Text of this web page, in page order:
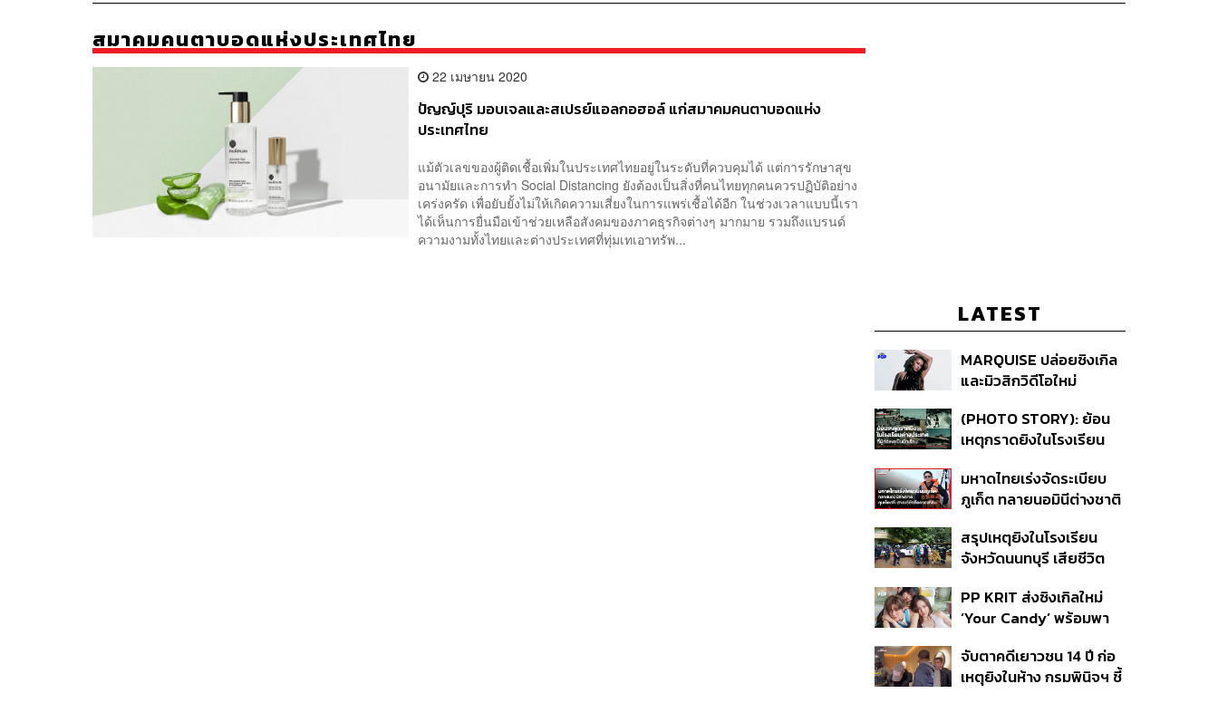
สมาคมคนตาบอดแห่งประเทศไทย
22 เมษายน 2020
ปัญญ์ปุริ มอบเจลและสเปรย์แอลกอฮอล์ แก่สมาคมคนตาบอดแห่ง
ประเทศไทย
แม้ตัวเลขของผู้ติดเชื้อเพิ่มในประเทศไทยอยู่ในระดับที่ควบคุมได้ แต่การรักษาสุข
อนามัยและการทำ Social Distancing ยังต้องเป็นสิ่งที่คนไทยทุกคนควรปฏิบัติอย่าง
เคร่งครัด เพื่อยับยั้งไม่ให้เกิดความเสี่ยงในการแพร่เชื้อได้อีก ในช่วงเวลาแบบนี้เรา
ได้เห็นการยื่นมือเข้าช่วยเหลือสังคมของภาคธุรกิจต่างๆ มากมาย รวมถึงแบรนด์
ความงามทั้งไทยและต่างประเทศที่ทุ่มเทเอาทรัพ...
LATEST
MARQUISE ปล่อยซิงเกิล
และมิวสิกวิดีโอใหม่
สัมพันธ์สุด Toxic
(PHOTO STORY): ย้อน
เหตุกราดยิงในโรงเรียน
นักเรียน
มหาดไทยเร่งจัดระเบียบ
ภูเก็ต ทลายนอมินีต่างชาติ
ที่ดิน เคลียร์ใบอนุญาต
โรงแรมค้าง 7 ปี
สรุปเหตุยิงในโรงเรียน
จังหวัดนนทบุรี เสียชีวิต
ปมค้นประวัติคดีกราดยิงที่
สหรัฐฯ
PP KRIT ส่งซิงเกิลใหม่
‘Your Candy’ พร้อมพา
สิกวิดีโอ
จับตาคดีเยาวชน 14 ปี ก่อ
เหตุยิงในห้าง กรมพินิจฯ ชี้